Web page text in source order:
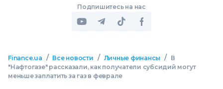
Подпишитесь на нас
Finance.ua / Все новости / Личные финансы /
В
"Нафтогазе" рассказали, как получатели субсидий могут
меньше заплатить за газ в феврале